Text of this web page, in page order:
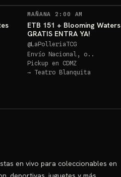
MAÑANA 2:00 AM
ETB 151 + Blooming Waters
GRATIS ENTRA YA!
@LaPolleriaTCG
Envío Nacional, o..
Pickup en CDMZ
→ Teatro Blanquita
en vivo para coleccionables en